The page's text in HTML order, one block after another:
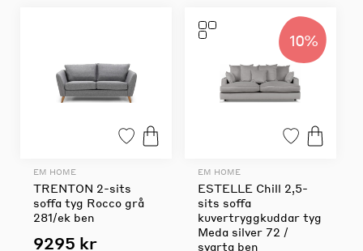
EM HOME
TRENTON 2-sits
soffa tyg Rocco grå
281/ek ben
9295 kr
10%
EM HOME
ESTELLE Chill 2,5-
sits soffa
kuvertryggkuddar tyg
Meda silver 72 /
svarta ben